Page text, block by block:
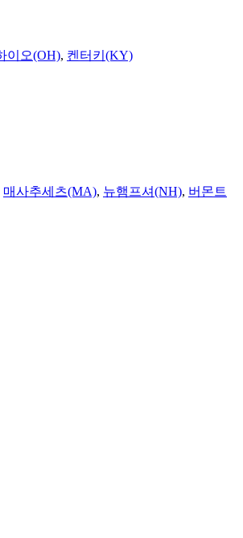
이오(OH), 켄터키(KY)
매사추세츠(MA), 뉴햄프셔(NH), 버몬트